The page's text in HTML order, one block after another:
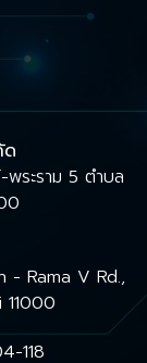
ด
ระราม 5 ตำบล
- Rama V Rd.,
118